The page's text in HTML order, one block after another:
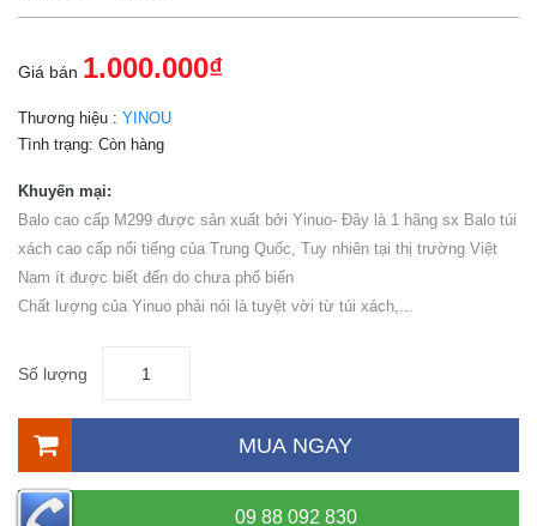
Giá bán 1.000.000₫
Thương hiệu : YINOU
Tình trạng: Còn hàng
Khuyến mại:
Balo cao cấp M299 được sản xuất bởi Yinuo- Đây là 1 hãng sx Balo túi
xách cao cấp nổi tiếng của Trung Quốc, Tuy nhiên tại thị trường Việt
Nam ít được biết đến do chưa phổ biến
Chất lượng của Yinuo phải nói là tuyệt vời từ túi xách,...
Số lượng
MUA NGAY
09 88 092 830